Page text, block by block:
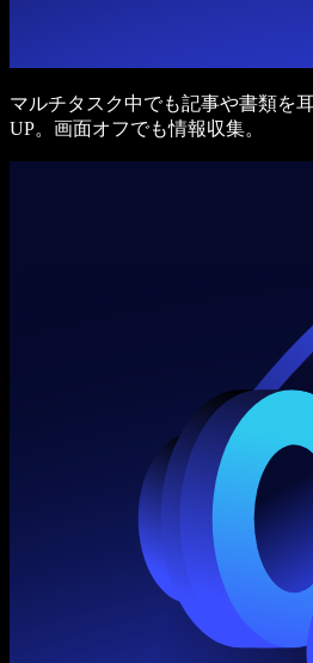
マルチタスク中でも記事や書類を
UP。画面オフでも情報収集。